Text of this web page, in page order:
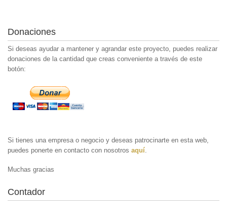
Donaciones
Si deseas ayudar a mantener y agrandar este proyecto, puedes realizar
donaciones de la cantidad que creas conveniente a través de este
botón:
Si tienes una empresa o negocio y deseas patrocinarte en esta web,
puedes ponerte en contacto con nosotros aquí
Muchas gracias
Contador